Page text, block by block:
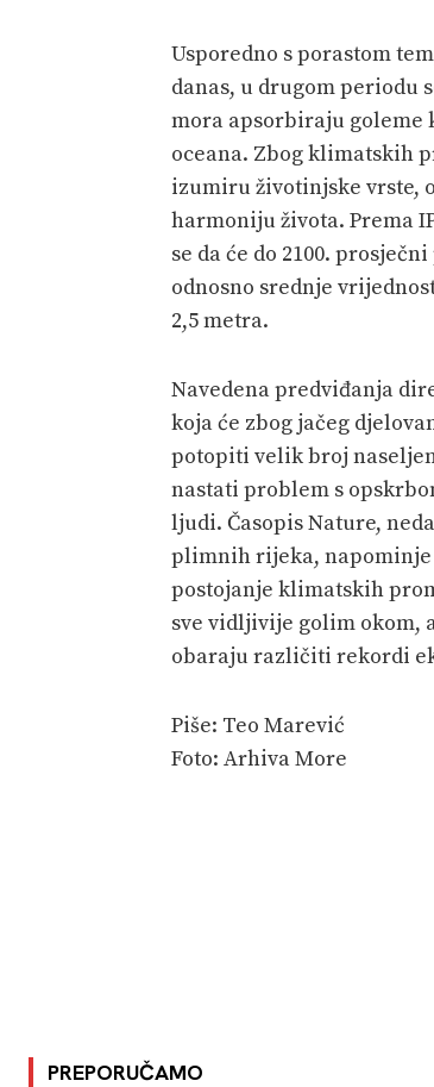
Usporedno s porastom
danas, u drugom periodu
mora apsorbiraju goleme
oceana. Zbog klimatskih
izumiru životinjske vrste,
harmoniju života. Prema
se da će do 2100.
odnosno srednje
2,5 metra.
Navedena predviđanja
koja će zbog jačeg
potopiti velik broj
nastati problem s
ljudi. Časopis Nature,
plimnih rijeka, napominje
postojanje klimatskih
sve vidljivije golim okom,
obaraju različiti rekordi
Piše: Teo Marević
Foto: Arhiva More
PREPORUČAMO